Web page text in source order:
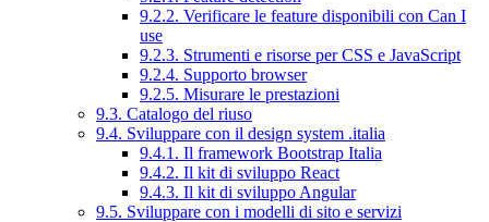
9.2.2. Verificare le feature disponibili con Can I
use
9.2.3. Strumenti e risorse per CSS e JavaScript
9.2.4. Supporto browser
9.2.5. Misurare le prestazioni
9.3. Catalogo del riuso
9.4. Sviluppare con il design system .italia
9.4.1. Il framework Bootstrap Italia
9.4.2. Il kit di sviluppo React
9.4.3. Il kit di sviluppo Angular
9.5. Sviluppare con i modelli di sito e servizi